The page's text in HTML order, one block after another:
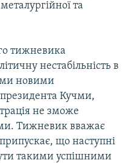
та
тижневика
нестабільність в
новими
Кучми,
не зможе
Тижневик вважає
що наступні
такими успішними